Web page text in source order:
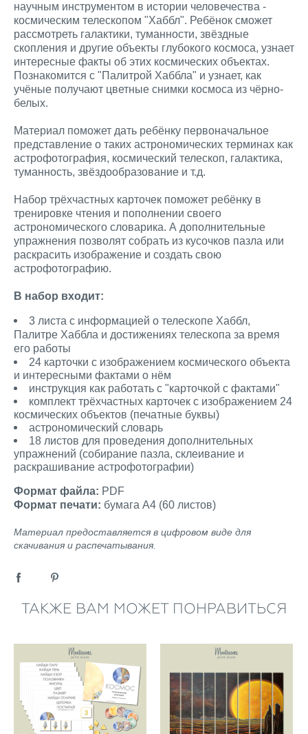
научным инструментом в истории человечества -
космическим телескопом "Хаббл". Ребёнок сможет
рассмотреть галактики, туманности, звёздные
скопления и другие объекты глубокого космоса, узнает
интересные факты об этих космических объектах.
Познакомится с "Палитрой Хаббла" и узнает, как
учёные получают цветные снимки космоса из чёрно-
белых.
Материал поможет дать ребёнку первоначальное
представление о таких астрономических терминах как
астрофотография, космический телескоп, галактика,
туманность, звёздообразование и т.д.
Набор трёхчастных карточек поможет ребёнку в
тренировке чтения и пополнении своего
астрономического словарика. А дополнительные
упражнения позволят собрать из кусочков пазла или
раскрасить изображение и создать свою
астрофотографию.
В набор входит:
3 листа с информацией о телескопе Хаббл,
Палитре Хаббла и достижениях телескопа за время
его работы
24 карточки с изображением космического объекта
и интересными фактами о нём
инструкция как работать с "карточкой с фактами"
комплект трёхчастных карточек с изображением 24
космических объектов (печатные буквы)
астрономический словарь
18 листов для проведения дополнительных
упражнений (собирание пазла, склеивание и
раскрашивание астрофотографии)
Формат файла: PDF
Формат печати: бумага А4 (60 листов)
Материал предоставляется в цифровом виде для
скачивания и распечатывания.
ТАКЖЕ ВАМ МОЖЕТ ПОНРАВИТЬСЯ